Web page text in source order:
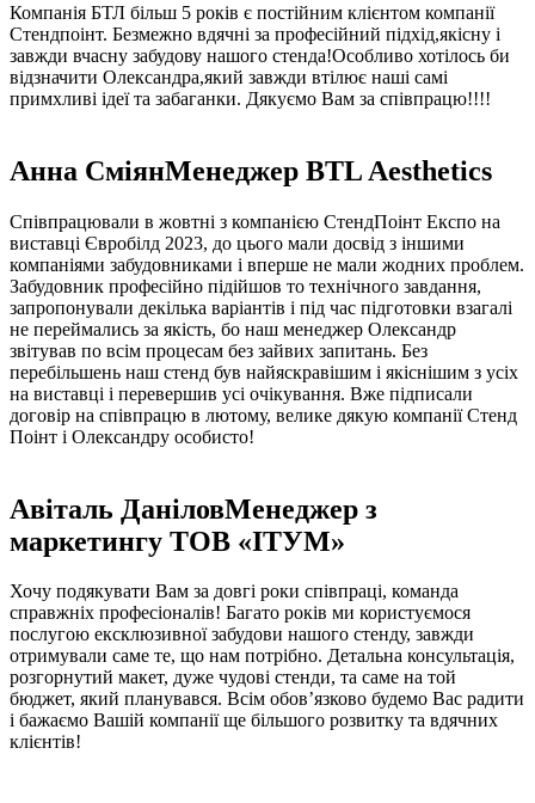
Компанія БТЛ більш 5 років є постійним клієнтом компанії
Стендпоінт. Безмежно вдячні за професійний підхід,якісну і
завжди вчасну забудову нашого стенда!Особливо хотілось би
відзначити Олександра,який завжди втілює наші самі
примхливі ідеї та забаганки. Дякуємо Вам за співпрацю!!!!
Анна СміянМенеджер BTL Aesthetics
Співпрацювали в жовтні з компанією СтендПоінт Експо на
виставці Євробілд 2023, до цього мали досвід з іншими
компаніями забудовниками і вперше не мали жодних проблем.
Забудовник професійно підійшов то технічного завдання,
запропонували декілька варіантів і під час підготовки взагалі
не переймались за якість, бо наш менеджер Олександр
звітував по всім процесам без зайвих запитань. Без
перебільшень наш стенд був найяскравішим і якіснішим з усіх
на виставці і перевершив усі очікування. Вже підписали
договір на співпрацю в лютому, велике дякую компанії Стенд
Поінт і Олександру особисто!
Авіталь ДаніловМенеджер з
маркетингу ТОВ «ІТУМ»
Хочу подякувати Вам за довгі роки співпраці, команда
справжніх професіоналів! Багато років ми користуємося
послугою ексклюзивної забудови нашого стенду, завжди
отримували саме те, що нам потрібно. Детальна консультація,
розгорнутий макет, дуже чудові стенди, та саме на той
бюджет, який планувався. Всім обовʼязково будемо Вас радити
і бажаємо Вашій компанії ще більшого розвитку та вдячних
клієнтів!